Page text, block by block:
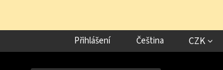
Přihlášení Čeština CZK